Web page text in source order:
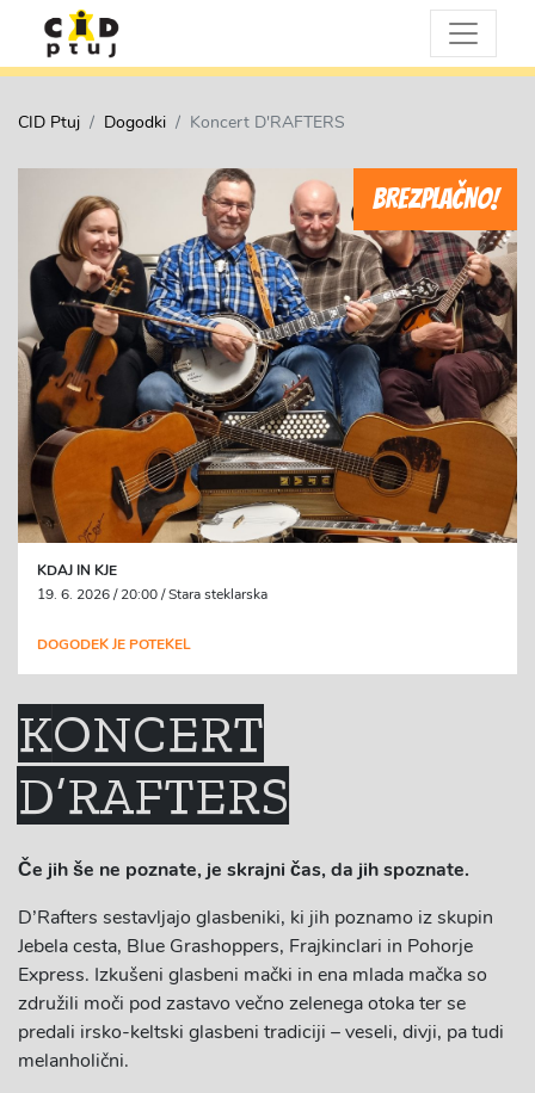
CID Ptuj Dogodki Koncert D'RAFTERS
BREZPLAČNO!
KDAJ IN KJE
19. 6. 2026 / 20:00 / Stara steklarska
DOGODEK JE POTEKEL
KONCERT
D’RAFTERS
Če jih še ne poznate, je skrajni čas, da jih spoznate.
D’Rafters sestavljajo glasbeniki, ki jih poznamo iz skupin
Jebela cesta, Blue Grashoppers, Frajkinclari in Pohorje
Express. Izkušeni glasbeni mački in ena mlada mačka so
združili moči pod zastavo večno zelenega otoka ter se
predali irsko-keltski glasbeni tradiciji – veseli, divji, pa tudi
melanholični.